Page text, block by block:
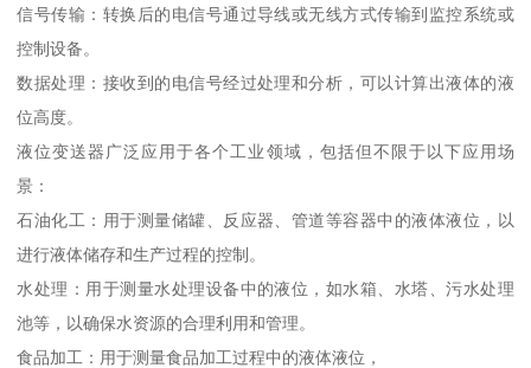
信号传输：转换后的电信号通过导线或无线方式传输到监控系统或
控制设备。
数据处理：接收到的电信号经过处理和分析，可以计算出液体的液
位高度。
液位变送器广泛应用于各个工业领域，包括但不限于以下应用场
景：
石油化工：用于测量储罐、反应器、管道等容器中的液体液位，以
进行液体储存和生产过程的控制。
水处理：用于测量水处理设备中的液位，如水箱、水塔、污水处理
池等，以确保水资源的合理利用和管理。
食品加工：用于测量食品加工过程中的液体液位，